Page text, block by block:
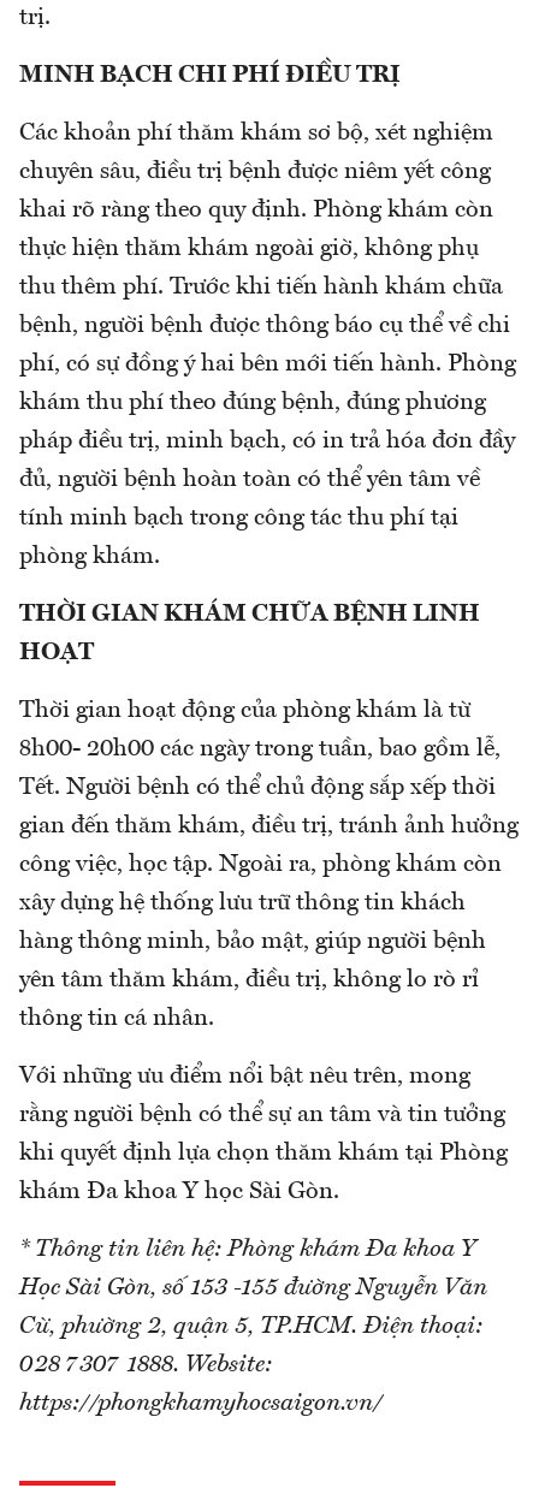
trị.
MINH BẠCH CHI PHÍ ĐIỀU TRỊ
Các khoản phí thăm khám sơ bộ, xét nghiệm
chuyên sâu, điều trị bệnh được niêm yết công
khai rõ ràng theo quy định. Phòng khám còn
thực hiện thăm khám ngoài giờ, không phụ
thu thêm phí. Trước khi tiến hành khám chữa
bệnh, người bệnh được thông báo cụ thể về chi
phí, có sự đồng ý hai bên mới tiến hành. Phòng
khám thu phí theo đúng bệnh, đúng phương
pháp điều trị, minh bạch, có in trả hóa đơn đầy
đủ, người bệnh hoàn toàn có thể yên tâm về
tính minh bạch trong công tác thu phí tại
phòng khám.
THỜI GIAN KHÁM CHỮA BỆNH LINH
HOẠT
Thời gian hoạt động của phòng khám là từ
8h00- 20h00 các ngày trong tuần, bao gồm lễ,
Tết. Người bệnh có thể chủ động sắp xếp thời
gian đến thăm khám, điều trị, tránh ảnh hưởng
công việc, học tập. Ngoài ra, phòng khám còn
xây dựng hệ thống lưu trữ thông tin khách
hàng thông minh, bảo mật, giúp người bệnh
yên tâm thăm khám, điều trị, không lo rò rỉ
thông tin cá nhân.
Với những ưu điểm nổi bật nêu trên, mong
rằng người bệnh có thể sự an tâm và tin tưởng
khi quyết định lựa chọn thăm khám tại Phòng
khám Đa khoa Y học Sài Gòn.
* Thông tin liên hệ: Phòng khám Đa khoa Y
Học Sài Gòn, số 153 -155 đường Nguyễn Văn
Cừ, phường 2, quận 5, TP.HCM. Điện thoại:
028 7307 1888. Website:
https://phongkhamyhocsaigon.vn/